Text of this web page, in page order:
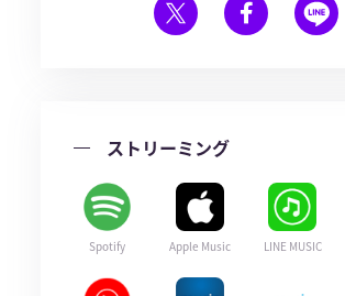
ストリーミング
Spotify Apple Music LINE MUSIC